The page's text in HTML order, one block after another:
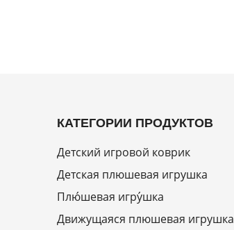
КАТЕГОРИИ ПРОДУКТОВ
Детский игровой коврик
Детская плюшевая игрушка
Плю́шевая игру́шка
Движущаяся плюшевая игрушка